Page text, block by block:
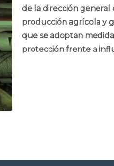
de la dirección general
producción agrícola y
que se adoptan
protección frente a